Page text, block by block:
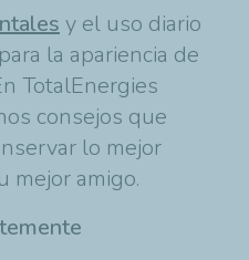
y el uso diario
la apariencia de
TotalEnergies
consejos que
lo mejor
mejor amigo.